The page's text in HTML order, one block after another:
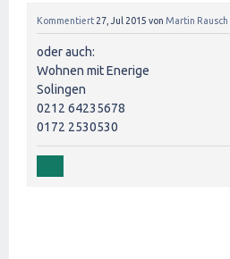
Kommentiert 27, Jul 2015 von Martin Rausch
oder auch:
Wohnen mit Enerige
Solingen
0212 64235678
0172 2530530